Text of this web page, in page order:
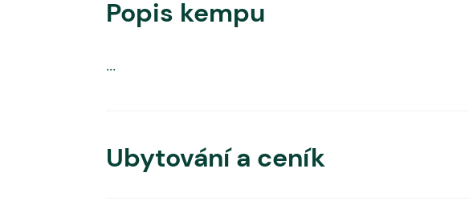
Popis kempu
...
Ubytování a ceník